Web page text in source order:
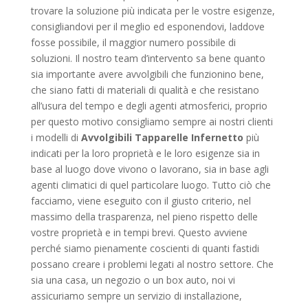
trovare la soluzione più indicata per le vostre esigenze,
consigliandovi per il meglio ed esponendovi, laddove
fosse possibile, il maggior numero possibile di
soluzioni. Il nostro team d’intervento sa bene quanto
sia importante avere avvolgibili che funzionino bene,
che siano fatti di materiali di qualità e che resistano
all’usura del tempo e degli agenti atmosferici, proprio
per questo motivo consigliamo sempre ai nostri clienti
i modelli di Avvolgibili Tapparelle Infernetto più
indicati per la loro proprietà e le loro esigenze sia in
base al luogo dove vivono o lavorano, sia in base agli
agenti climatici di quel particolare luogo. Tutto ciò che
facciamo, viene eseguito con il giusto criterio, nel
massimo della trasparenza, nel pieno rispetto delle
vostre proprietà e in tempi brevi. Questo avviene
perché siamo pienamente coscienti di quanti fastidi
possano creare i problemi legati al nostro settore. Che
sia una casa, un negozio o un box auto, noi vi
assicuriamo sempre un servizio di installazione,